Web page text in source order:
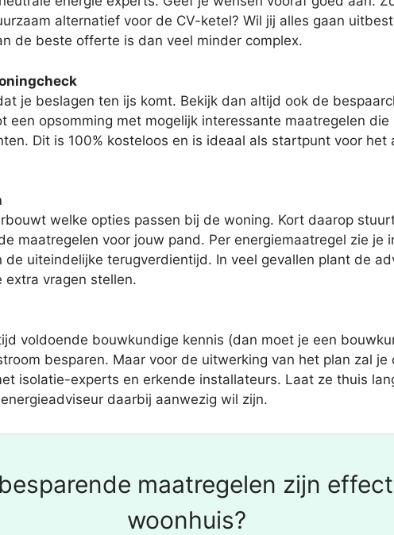
alternatief voor de CV-ketel? Wil jij alles gaan
de beste offerte is dan veel minder complex.
je beslagen ten ijs komt. Bekijk dan altijd ook de
opsomming met mogelijk interessante maatregelen
Dit is 100% kosteloos en is ideaal als startpunt voor
welke opties passen bij de woning. Kort daarop
maatregelen voor jouw pand. Per energiemaatregel zie je
uiteindelijke terugverdientijd. In veel gevallen plant de
extra vragen stellen.
voldoende bouwkundige kennis (dan moet je een
besparen. Maar voor de uitwerking van het plan zal
isolatie-experts en erkende installateurs. Laat ze thuis
daarbij aanwezig wil zijn.
maatregelen zijn
woonhuis?